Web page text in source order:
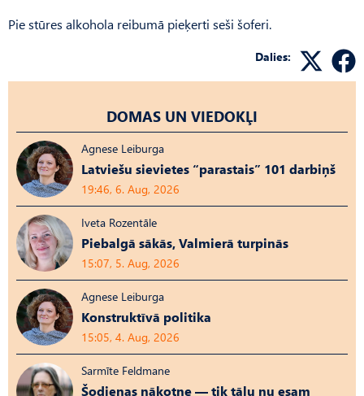
Pie stūres alkohola reibumā pieķerti seši šoferi.
Dalies:
DOMAS UN VIEDOKĻI
Agnese Leiburga
Latviešu sievietes “parastais” 101 darbiņš
19:46, 6. Aug, 2026
Iveta Rozentāle
Piebalgā sākās, Valmierā turpinās
15:07, 5. Aug, 2026
Agnese Leiburga
Konstruktīvā politika
15:05, 4. Aug, 2026
Sarmīte Feldmane
Šodienas nākotne — tik tālu nu esam